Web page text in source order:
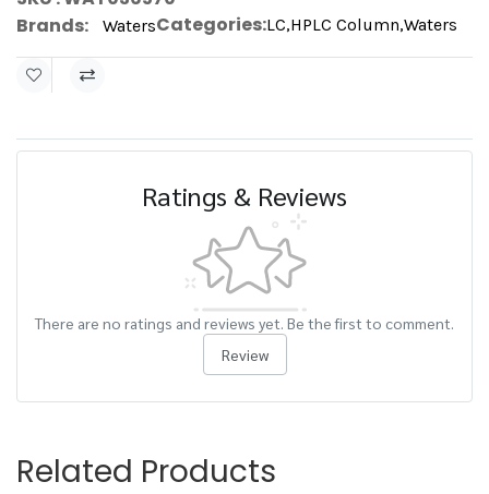
Brands:
WatersCategories:LC,HPLC Column,Waters
Ratings & Reviews
There are no ratings and reviews yet. Be the first to comment.
Review
Related Products